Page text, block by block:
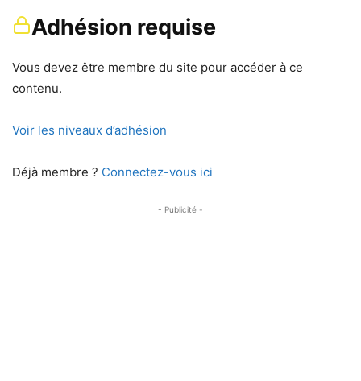
Adhésion requise
Vous devez être membre du site pour accéder à ce
contenu.
Voir les niveaux d’adhésion
Déjà membre ? Connectez-vous ici
- Publicité -